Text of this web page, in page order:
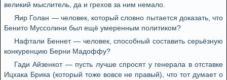
великий мыслитель, да и грехов за ним немало.
Яир Голан — человек, который словно пытается доказать, что
Бенито Муссолини был ещё умеренным политиком?
Нафтали Беннет — человек, способный составить серьёзную
конкуренцию Берни Мадоффу?
Гади Айзенкот — пусть лучше спросят у генерала в отставке
Ицхака Брика (который тоже вовсе не правый), что тот думает о